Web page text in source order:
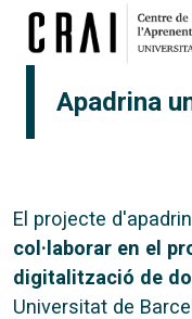
Apadrina
El projecte
col·laborar en el
digitalització de
Universitat de